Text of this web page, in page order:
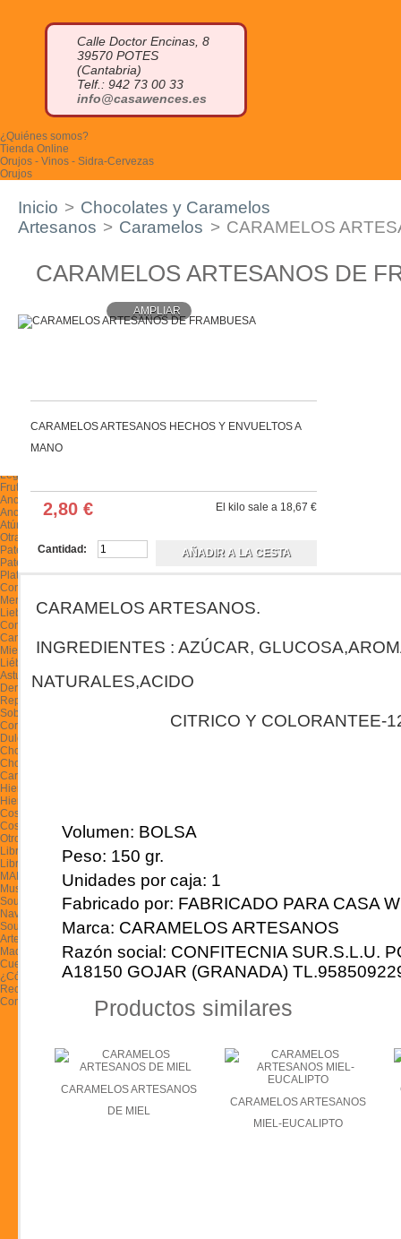
Calle Doctor Encinas, 8
39570 POTES
(Cantabria)
Telf.: 942 73 00 33
info@casawences.es
¿Quiénes somos?
Tienda Online
Orujos - Vinos - Sidra-Cervezas
Orujos
Orujo de hierbas
Orujo de miel
Otros licores
Cremas de orujo
Quesos
Queso azul
Tablas de quesos
Embutidos
Chorizos, Borono, Cecina y otros
Legumbres
Frutos Secos
Anchoas y Conservas de Pescado
Anchoas
Atún-Bonito
Otras
Patés y Platos Preparados
Pates
Platos preparados
Conservas variadas
Mermeladas y Confituras
Liebana
Confituras y Frutas
Cantabria y Asturias
Miel Artesana
Liébana y Cantabria
Asturias y otras
Derivados de la miel
Repostería Artesana
Sobaos y quesadas
Corbatas
Dulces y pastas
Chocolates y Caramelos Artesanos
Chocolates
Caramelos
Hierbas - Cosmética Natural
Hierbas
Cosmética Artesana
Cosmética Natural
Otros Productos de la Región
Libros y Música Flok
Libros
MAPAS Y GUÍAS
Musica Folk
Souvenir-Navajas de Taramundi
Navajas de Taramundi
Souvenir
Artesanía-Madera-Cerámica-Piel
Madera
Cuero y tela
¿Cómo comprar?
Recetas
Contacto
Inicio > Chocolates y Caramelos
Artesanos > Caramelos > CARAMELOS
CARAMELOS ARTESANOS DE
AMPLIAR
CARAMELOS ARTESANOS HECHOS Y ENVUELTOS A
MANO
2,80 € El kilo sale a 18,67 €
Cantidad:
CARAMELOS ARTESANOS.
INGREDIENTES : AZÚCAR, GLUCOSA,
NATURALES,ACIDO
CITRICO Y COLORANTEE-
Volumen: BOLSA
Peso: 150 gr.
Unidades por caja: 1
Fabricado por: FABRICADO PARA CASA
Marca: CARAMELOS ARTESANOS
Razón social: CONFITECNIA SUR.S.L.U.
A18150 GOJAR (GRANADA)
Productos similares
CARAMELOS ARTESANOS
DE MIEL
CARAMELOS ARTESANOS
MIEL-EUCALIPTO